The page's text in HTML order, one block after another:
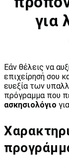
για
Εάν θέλεις να
επιχείρησή σου
ευεξία των
πρόγραμμα που
ασκησιολόγιο